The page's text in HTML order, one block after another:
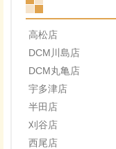
高松店
DCM川島店
DCM丸亀店
宇多津店
半田店
刈谷店
西尾店